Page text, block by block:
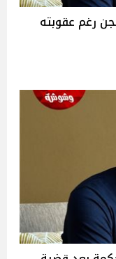
رغم عقوبته